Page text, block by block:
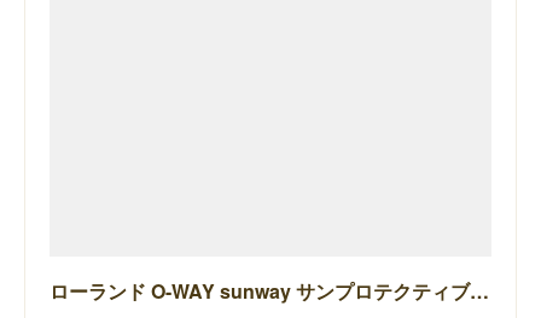
ローランド O-WAY sunway サンプロテクティブ エリクサー